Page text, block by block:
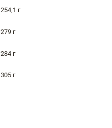
254,1 г
279 г
284 г
305 г